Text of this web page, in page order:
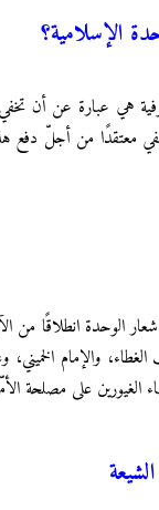
الإسلامية؟
هي عبارة عن
من أجلّ دفع هذا
الوحدة انطلاقًا من
والإمام
الغيورين على مصلحة